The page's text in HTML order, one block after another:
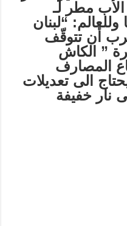
مطر لـ
وللعالم: “لبنان
أن تتوقّف
” الكاش
المصارف
الى تعديلات
نار خفيفة